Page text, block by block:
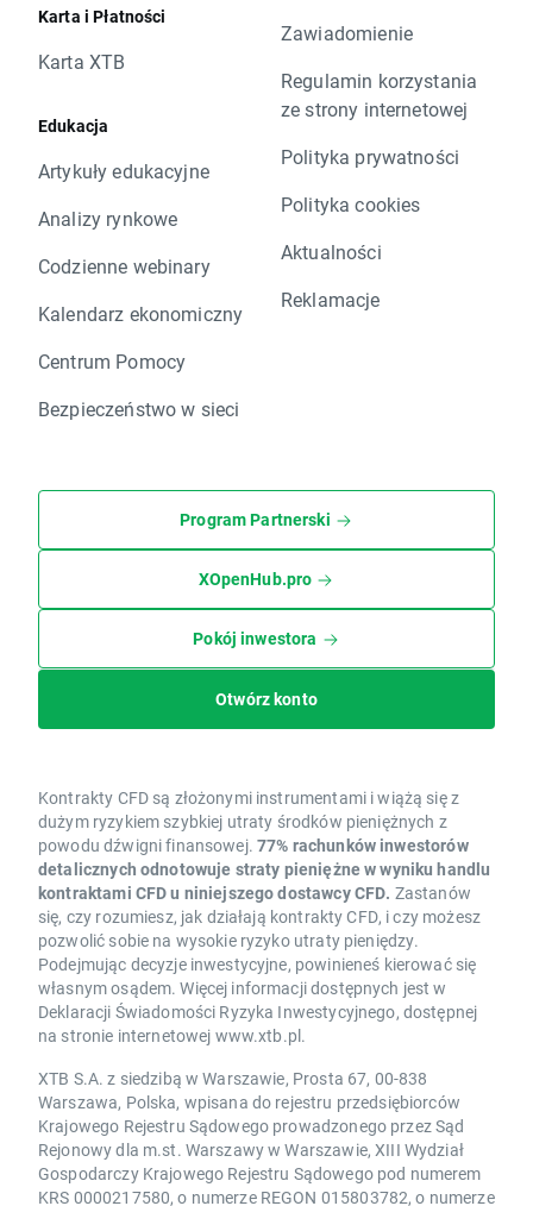
Karta i Płatności
Karta XTB
Edukacja
Artykuły edukacyjne
Analizy rynkowe
Codzienne webinary
Kalendarz ekonomiczny
Centrum Pomocy
Bezpieczeństwo w sieci
Zawiadomienie
Regulamin korzystania
ze strony internetowej
Polityka prywatności
Polityka cookies
Aktualności
Reklamacje
Program Partnerski
XOpenHub.pro
Pokój inwestora
Otwórz konto
Kontrakty CFD są złożonymi instrumentami i wiążą się z
dużym ryzykiem szybkiej utraty środków pieniężnych z
powodu dźwigni finansowej. 77% rachunków inwestorów
detalicznych odnotowuje straty pieniężne w wyniku handlu
kontraktami CFD u niniejszego dostawcy CFD. Zastanów
się, czy rozumiesz, jak działają kontrakty CFD, i czy możesz
pozwolić sobie na wysokie ryzyko utraty pieniędzy.
Podejmując decyzje inwestycyjne, powinieneś kierować się
własnym osądem. Więcej informacji dostępnych jest w
Deklaracji Świadomości Ryzyka Inwestycyjnego, dostępnej
na stronie internetowej www.xtb.pl.
XTB S.A. z siedzibą w Warszawie, Prosta 67, 00-838
Warszawa, Polska, wpisana do rejestru przedsiębiorców
Krajowego Rejestru Sądowego prowadzonego przez Sąd
Rejonowy dla m.st. Warszawy w Warszawie, XIII Wydział
Gospodarczy Krajowego Rejestru Sądowego pod numerem
KRS 0000217580, o numerze REGON 015803782, o numerze